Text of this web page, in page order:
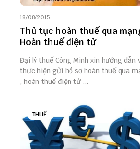
18/08/2015
Thủ tục hoàn thuế qua
Hoàn thuế điện tử
Đại lý thuế Công Minh xin hướng dẫn
thưc hiện gửi hồ sơ hoàn thuế qua
, hoàn thuế điện tử ...
THUẾ